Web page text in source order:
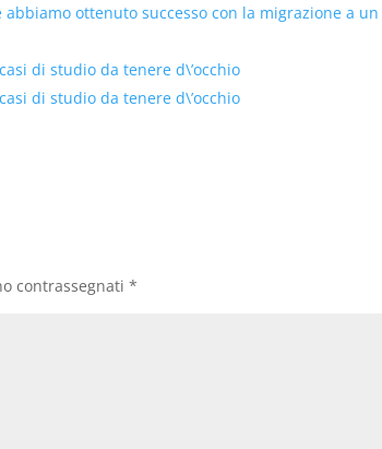
ottenuto successo con la migrazione a un
di studio da tenere d\’occhio
di studio da tenere d\’occhio
contrassegnati*